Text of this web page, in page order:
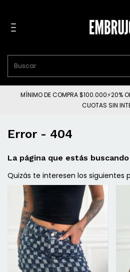
MÍNIMO DE COMPRA $100.000⚡20%
CUOTAS SIN
Error - 404
La página que estás
Quizás te interesen los siguientes